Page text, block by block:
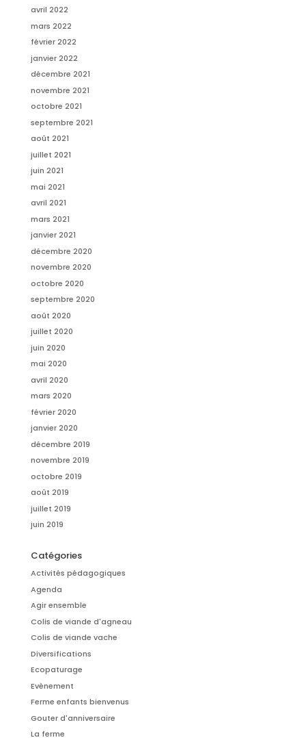
avril 2022
mars 2022
février 2022
janvier 2022
décembre 2021
novembre 2021
octobre 2021
septembre 2021
août 2021
juillet 2021
juin 2021
mai 2021
avril 2021
mars 2021
janvier 2021
décembre 2020
novembre 2020
octobre 2020
septembre 2020
août 2020
juillet 2020
juin 2020
mai 2020
avril 2020
mars 2020
février 2020
janvier 2020
décembre 2019
novembre 2019
octobre 2019
août 2019
juillet 2019
juin 2019
Catégories
Activités pédagogiques
Agenda
Agir ensemble
Colis de viande d'agneau
Colis de viande vache
Diversifications
Ecopaturage
Evènement
Ferme enfants bienvenus
Gouter d'anniversaire
La ferme